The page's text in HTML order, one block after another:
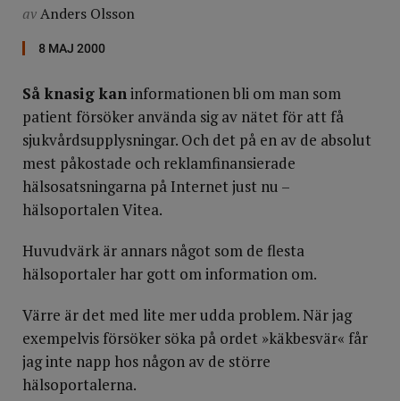
avAnders Olsson
8 MAJ 2000
Så knasig kaninformationen bli om man som
patient försöker använda sig av nätet för att få
sjukvårdsupplysningar. Och det på en av de absolut
mest påkostade och reklamfinansierade
hälsosatsningarna på Internet just nu –
hälsoportalen Vitea.
Huvudvärk är annars något som de flesta
hälsoportaler har gott om information om.
Värre är det med lite mer udda problem. När jag
exempelvis försöker söka på ordet »käkbesvär« får
jag inte napp hos någon av de större
hälsoportalerna.